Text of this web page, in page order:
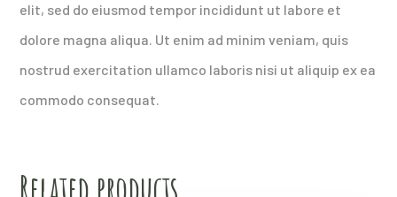
elit, sed do eiusmod tempor incididunt ut labore et
dolore magna aliqua. Ut enim ad minim veniam, quis
nostrud exercitation ullamco laboris nisi ut aliquip ex ea
commodo consequat.